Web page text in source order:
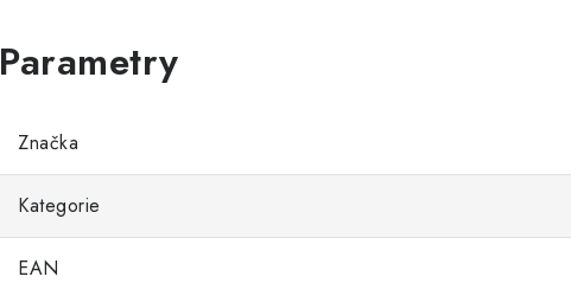
Značka
Kategorie
EAN